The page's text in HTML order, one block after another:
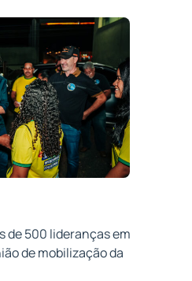
de 500 lideranças em
de mobilização da